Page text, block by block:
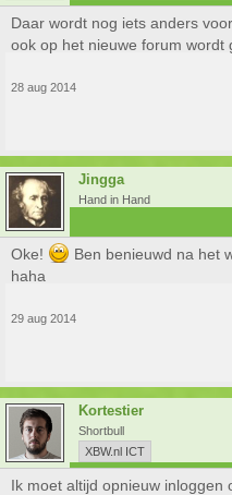
Daar wordt nog iets anders
ook op het nieuwe forum wordt
28 aug 2014
Jingga
Hand in Hand
Oke!
Ben benieuwd na het
haha
29 aug 2014
Kortestier
Shortbull
XBW.nl ICT
Ik moet altijd opnieuw inloggen